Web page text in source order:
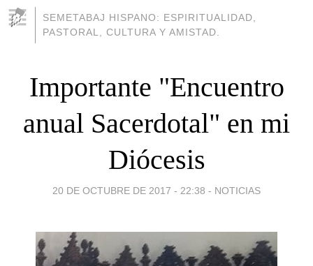
SEMETABAJ HISPANO: ESPIRITUALIDAD,
PASTORAL, CULTURA Y AMISTAD.
Importante "Encuentro
anual Sacerdotal" en mi
Diócesis
20 DE OCTUBRE DE 2017 - 22:38 - NOTICIAS